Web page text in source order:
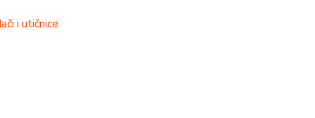
i utičnice